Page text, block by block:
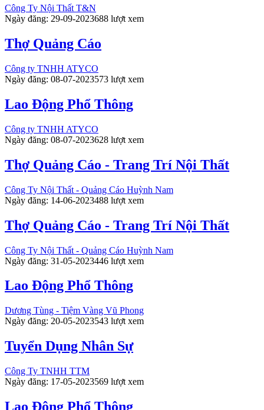
Công Ty Nội Thất T&N
Ngày đăng: 29-09-2023688 lượt xem
Thợ Quảng Cáo
Công ty TNHH ATYCO
Ngày đăng: 08-07-2023573 lượt xem
Lao Động Phổ Thông
Công ty TNHH ATYCO
Ngày đăng: 08-07-2023628 lượt xem
Thợ Quảng Cáo - Trang Trí Nội Thất
Công Ty Nội Thất - Quảng Cáo Huỳnh Nam
Ngày đăng: 14-06-2023488 lượt xem
Thợ Quảng Cáo - Trang Trí Nội Thất
Công Ty Nội Thất - Quảng Cáo Huỳnh Nam
Ngày đăng: 31-05-2023446 lượt xem
Lao Động Phổ Thông
Dương Tùng - Tiệm Vàng Vũ Phong
Ngày đăng: 20-05-2023543 lượt xem
Tuyển Dụng Nhân Sự
Công Ty TNHH TTM
Ngày đăng: 17-05-2023569 lượt xem
Lao Động Phổ Thông